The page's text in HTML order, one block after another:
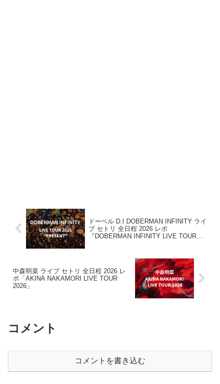
ドーベル D.I DOBERMAN INFINITY ライ
ブ セトリ 全日程 2026 レポ
『DOBERMAN INFINITY LIVE TOUR
中森明菜 ライブ セトリ 全日程 2026 レ
ポ「AKINA NAKAMORI LIVE TOUR
2026」
コメント
コメントを書き込む